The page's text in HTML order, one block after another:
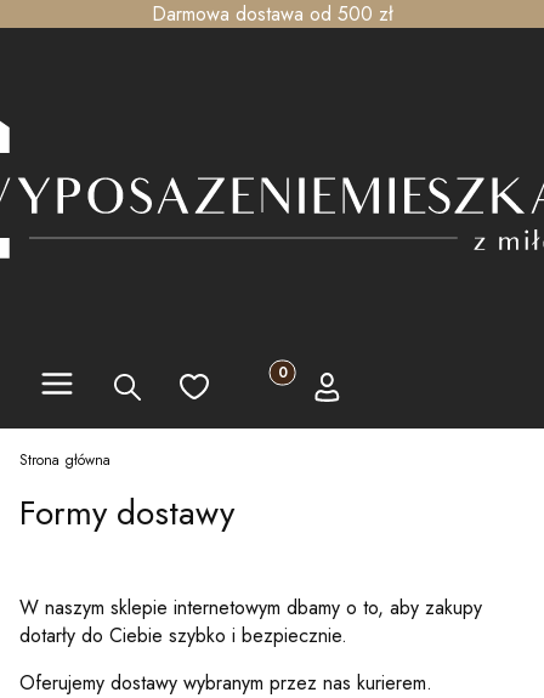
Darmowa dostawa od 500 zł
Menu Szukaj Ulubione Produkty w koszyku: 0. Zobacz
Koszyk Zaloguj się
Strona główna
Formy dostawy
W naszym sklepie internetowym dbamy o to, aby zakupy
dotarły do Ciebie szybko i bezpiecznie.
Oferujemy dostawy wybranym przez nas kurierem.